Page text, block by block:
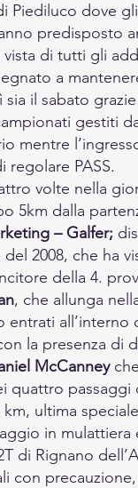
Piediluco dove
predisposto
di tutti gli
a
il sabato
gestiti
mentre
regolare PASS.
volte nella
5km dalla
– Galfer;
2008, che ha
della 4.
, che allunga
all’interno
la presenza di
McCanney
quattro passaggi
km, ultima
in mulattiera
di Rignano
con